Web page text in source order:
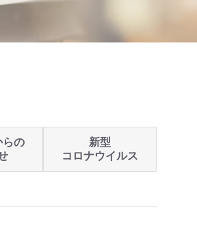
らの
新型
コロナウイルス